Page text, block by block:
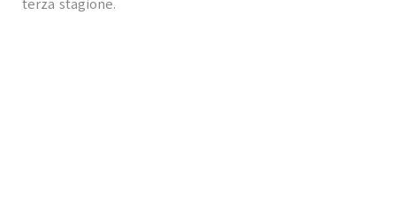
terza stagione.